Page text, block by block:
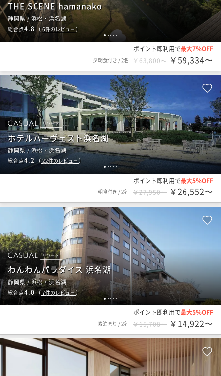
1 23 4 5
THE SCENE hamanako
静岡県 / 浜松・浜名湖
総合点4.8 （6件のレビュー ）
ポイント即利用で最大7％OFF
夕朝食付き /2名 ￥63,800〜 ￥59,334〜
1 2 3 45
リゾート
ホテルハーヴェスト浜名湖
静岡県 / 浜松・浜名湖
総合点4.2 （22件のレビュー）
ポイント即利用で最大5％OFF
朝食付き /2名 ￥27,950〜 ￥26,552〜
1 2 3 4 5
リゾート
わんわんパラダイス 浜名湖
静岡県 / 浜松・浜名湖
総合点4.0（ 7件のレビュー）
ポイント即利用で最大5％OFF
素泊まり /2名 ￥15,708〜 ￥14,922〜